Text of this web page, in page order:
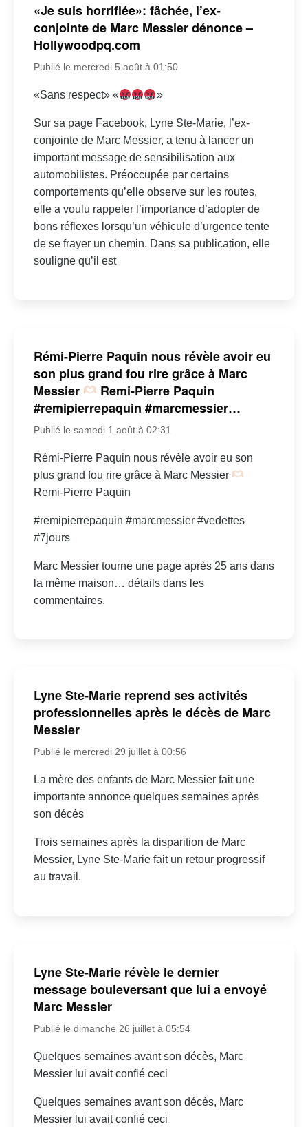
«Je suis horrifiée»: fâchée, l’ex-
conjointe de Marc Messier dénonce –
Hollywoodpq.com
Publié le mercredi 5 août à 01:50
«Sans respect» « »
Sur sa page Facebook, Lyne Ste-Marie, l’ex-
conjointe de Marc Messier, a tenu à lancer un
important message de sensibilisation aux
automobilistes. Préoccupée par certains
comportements qu’elle observe sur les routes,
elle a voulu rappeler l’importance d’adopter de
bons réflexes lorsqu’un véhicule d’urgence tente
de se frayer un chemin. Dans sa publication, elle
souligne qu’il est
Rémi-Pierre Paquin nous révèle avoir eu
son plus grand fou rire grâce à Marc
Messier
Remi-Pierre Paquin
#remipierrepaquin #marcmessier…
Publié le samedi 1 août à 02:31
Rémi-Pierre Paquin nous révèle avoir eu son
plus grand fou rire grâce à Marc Messier
Remi-Pierre Paquin
#remipierrepaquin #marcmessier #vedettes
#7jours
Marc Messier tourne une page après 25 ans dans
la même maison… détails dans les
commentaires.
Lyne Ste-Marie reprend ses activités
professionnelles après le décès de Marc
Messier
Publié le mercredi 29 juillet à 00:56
La mère des enfants de Marc Messier fait une
importante annonce quelques semaines après
son décès
Trois semaines après la disparition de Marc
Messier, Lyne Ste-Marie fait un retour progressif
au travail.
Lyne Ste-Marie révèle le dernier
message bouleversant que lui a envoyé
Marc Messier
Publié le dimanche 26 juillet à 05:54
Quelques semaines avant son décès, Marc
Messier lui avait confié ceci
Quelques semaines avant son décès, Marc
Messier lui avait confié ceci